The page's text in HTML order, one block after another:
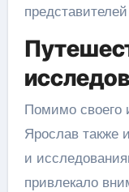
Помимо своего
Ярослав также
и
привлекало